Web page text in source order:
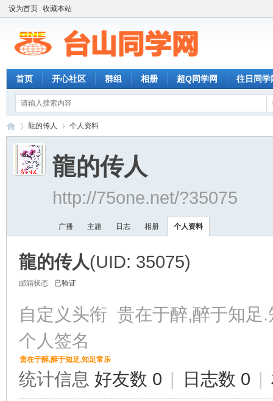
设为首页 收藏本站
首页 开心社区 群组 相册 超Q同学网 往日同学
›
龍的传人
›
个人资料
龍的传人
http://75one.net/?35075
广播 主题 日志 相册 个人资料
龍的传人(UID: 35075)
邮箱状态 已验证
自定义头衔 贵在于醉,醉于知足
个人签名
贵在于醉,醉于知足.知足常乐
统计信息 好友数 0 | 日志数 0 |